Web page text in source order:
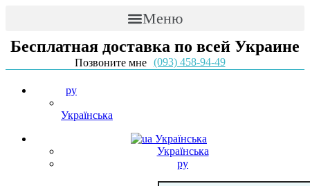
Меню
Бесплатная доставка по всей Украине
Позвоните мне (093) 458-94-49
ру
Українська
Українська
Українська
ру